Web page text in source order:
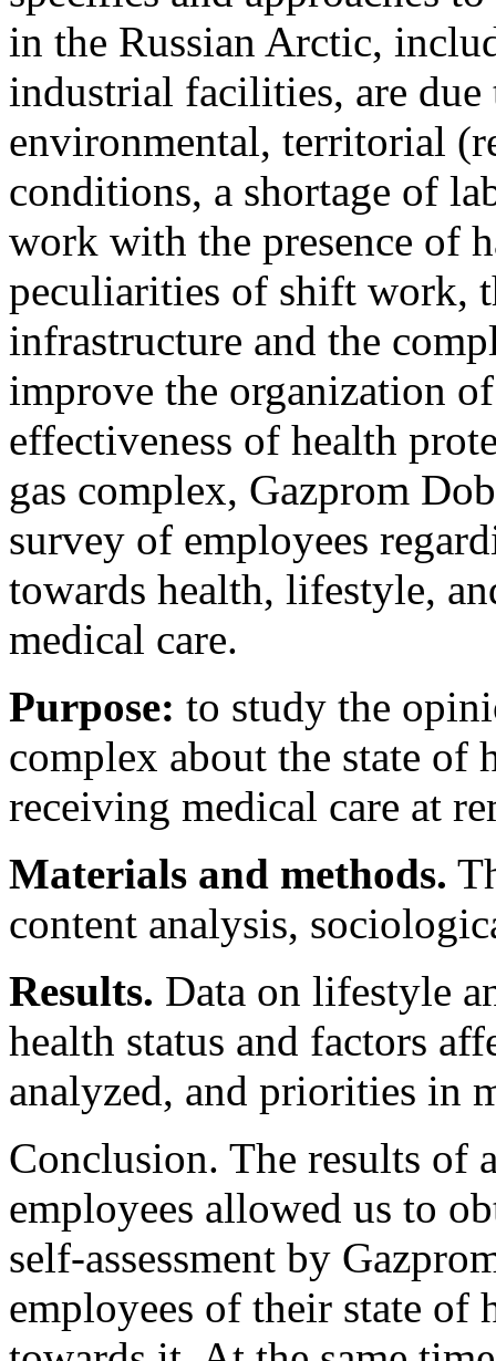
in the Russian Arctic,
industrial facilities, are
environmental, territorial
conditions, a shortage of
work with the presence of
peculiarities of shift work,
infrastructure and the
improve the organization
effectiveness of health
gas complex, Gazprom
survey of employees
towards health, lifestyle,
medical care.
Purpose: to study the
complex about the state of
receiving medical care at
Materials and methods.
content analysis,
Results. Data on lifestyle
health status and factors
analyzed, and priorities in
Conclusion. The results of
employees allowed us to
self-assessment by
employees of their state of